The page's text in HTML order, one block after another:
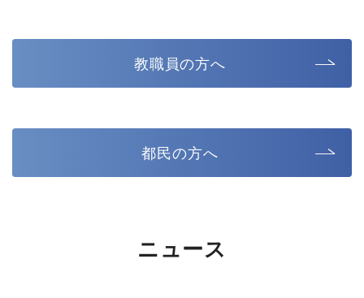
教職員の方へ
都民の方へ
ニュース